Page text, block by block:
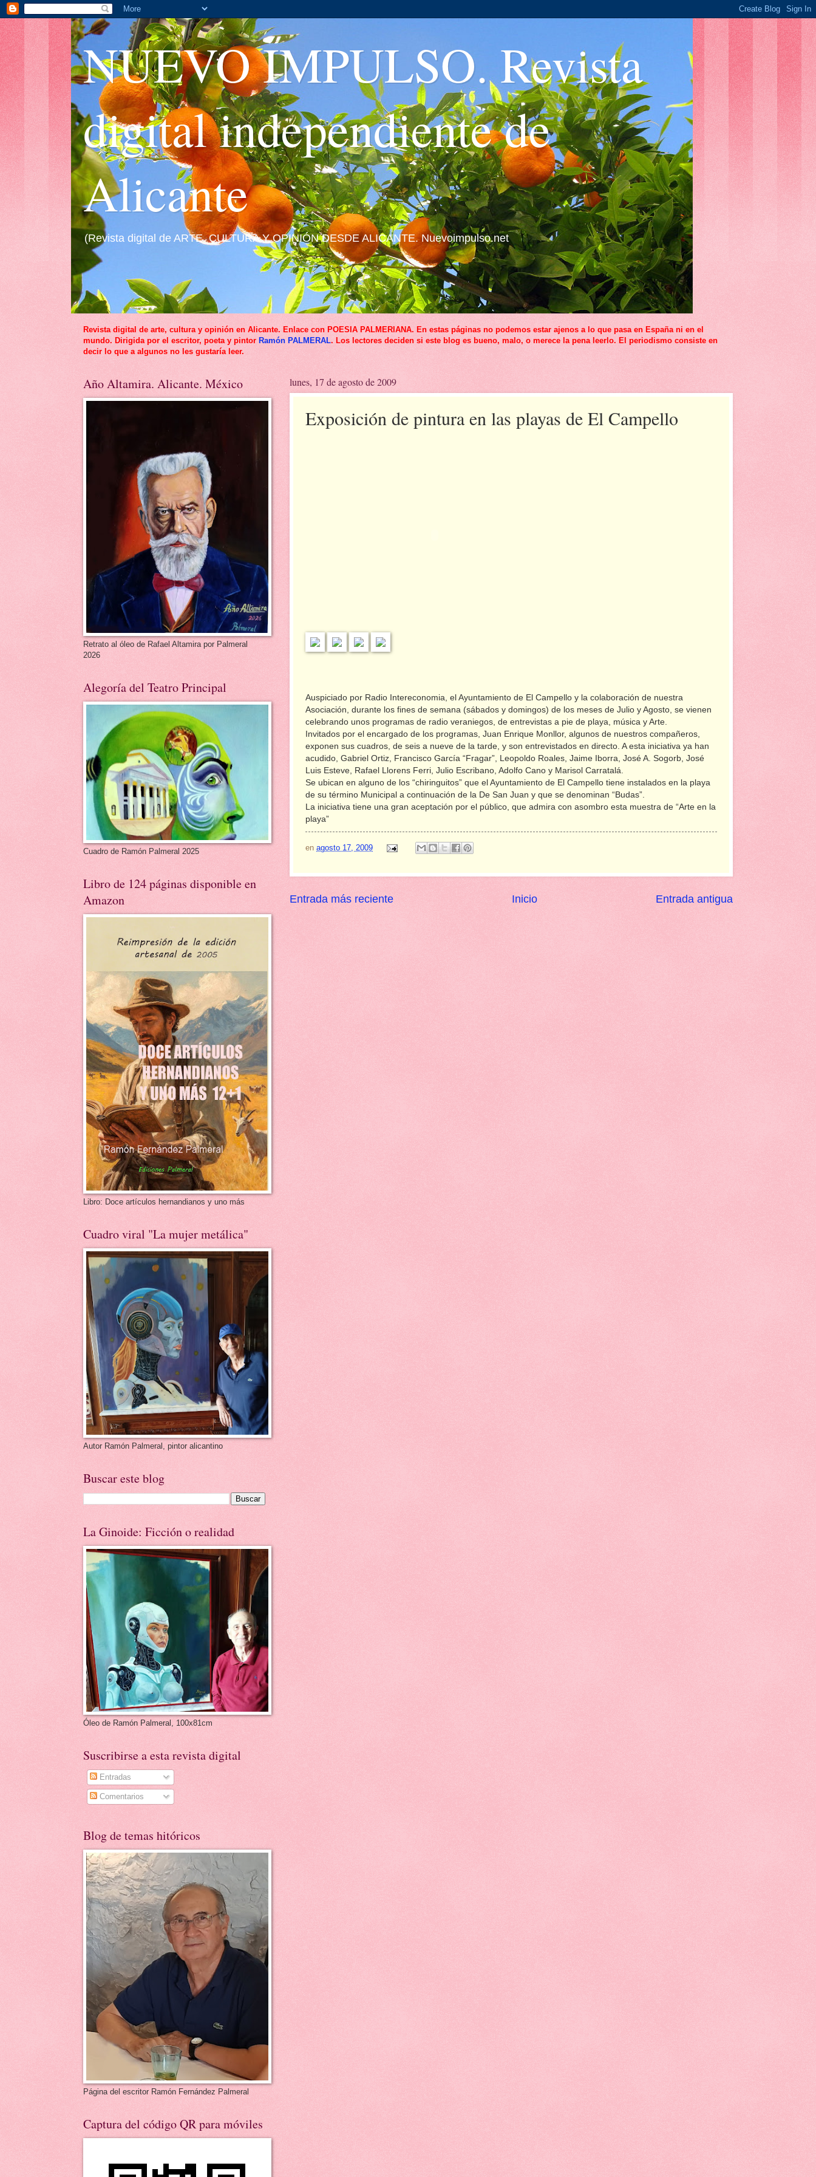
NUEVO IMPULSO. Revista
digital independiente de
Alicante
(Revista digital de ARTE, CULTURA Y OPINIÓN DESDE ALICANTE. Nuevoimpulso.net
Revista digital de arte, cultura y opinión en Alicante. Enlace con POESIA PALMERIANA. En estas páginas no podemos estar ajenos a lo que pasa en España ni en el
mundo. Dirigida por el escritor, poeta y pintor Ramón PALMERAL. Los lectores deciden si este blog es bueno, malo, o merece la pena leerlo. El periodismo consiste en
decir lo que a algunos no les gustaría leer.
lunes, 17 de agosto de 2009
Exposición de pintura en las playas de El Campello
Auspiciado por Radio Intereconomia, el Ayuntamiento de El Campello y la colaboración de nuestra
Asociación, durante los fines de semana (sábados y domingos) de los meses de Julio y Agosto, se vienen
celebrando unos programas de radio veraniegos, de entrevistas a pie de playa, música y Arte.
Invitados por el encargado de los programas, Juan Enrique Monllor, algunos de nuestros compañeros,
exponen sus cuadros, de seis a nueve de la tarde, y son entrevistados en directo. A esta iniciativa ya han
acudido, Gabriel Ortiz, Francisco García “Fragar”, Leopoldo Roales, Jaime Iborra, José A. Sogorb, José
Luis Esteve, Rafael Llorens Ferri, Julio Escribano, Adolfo Cano y Marisol Carratalá.
Se ubican en alguno de los “chiringuitos” que el Ayuntamiento de El Campello tiene instalados en la playa
de su término Municipal a continuación de la De San Juan y que se denominan “Budas”.
La iniciativa tiene una gran aceptación por el público, que admira con asombro esta muestra de “Arte en la
playa”
en agosto 17, 2009
Entrada más reciente Entrada antigua
Inicio
Año Altamira. Alicante. México
Retrato al óleo de Rafael Altamira por Palmeral
2026
Alegoría del Teatro Principal
Cuadro de Ramón Palmeral 2025
Libro de 124 páginas disponible en
Amazon
Libro: Doce artículos hernandianos y uno más
Cuadro viral "La mujer metálica"
Autor Ramón Palmeral, pintor alicantino
Buscar este blog
La Ginoide: Ficción o realidad
Óleo de Ramón Palmeral, 100x81cm
Suscribirse a esta revista digital
Entradas
Comentarios
Blog de temas hitóricos
Página del escritor Ramón Fernández Palmeral
Captura del código QR para móviles